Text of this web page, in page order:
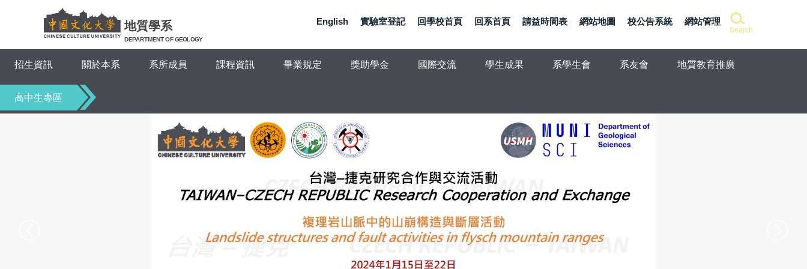
要
內
區
地質學系
DEPARTMENT OF GEOLOGY
Search
English 實驗室登記 回學校首頁 回系首頁 請益時間表 網站地圖 校公告系統 網站管理
招生資訊 關於本系 系所成員 課程資訊 畢業規定 獎助學金 國際交流 學生成果 系學生會 系友會 地質教育推廣
高中生專區